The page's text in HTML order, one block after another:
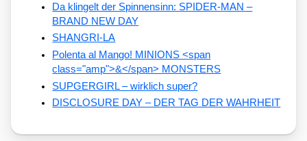
Da klingelt der Spinnensinn: SPIDER-MAN –
BRAND NEW DAY
SHANGRI-LA
Polenta al Mango! MINIONS <span
class="amp">&</span> MONSTERS
SUPGERGIRL – wirklich super?
DISCLOSURE DAY – DER TAG DER WAHRHEIT